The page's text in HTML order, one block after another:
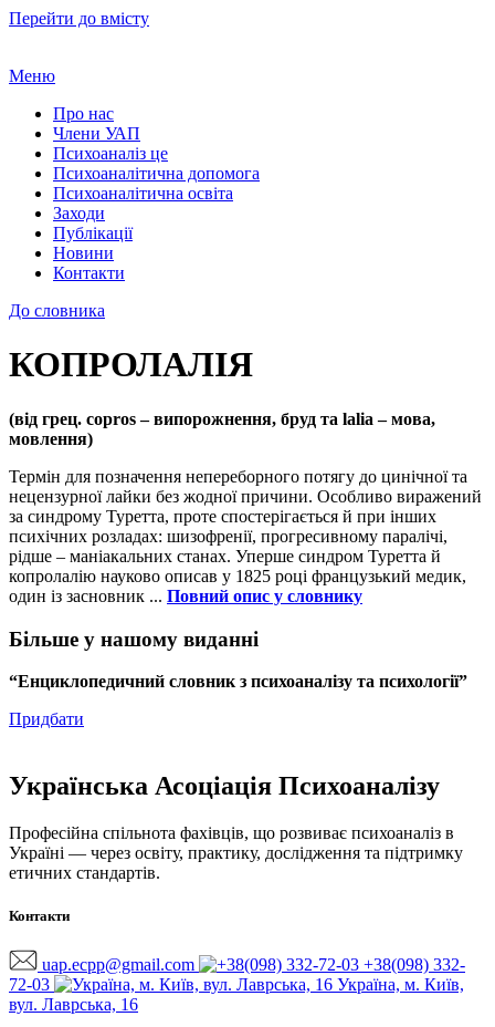
Перейти до вмісту
Меню
Про нас
Члени УАП
Психоаналіз це
Психоаналітична допомога
Психоаналітична освіта
Заходи
Публікації
Новини
Контакти
До словника
КОПРОЛАЛІЯ
(від грец. copros – випорожнення, бруд та lalia – мова,
мовлення)
Термін для позначення непереборного потягу до цинічної та
нецензурної лайки без жодної причини. Особливо виражений
за синдрому Туретта, проте спостерігається й при інших
психічних розладах: шизофренії, прогресивному паралічі,
рідше – маніакальних станах. Уперше синдром Туретта й
копролалію науково описав у 1825 році французький медик,
один із засновник ... Повний опис у словнику
Більше у нашому виданні
“Енциклопедичний словник з психоаналізу та психології”
Придбати
Українська Асоціація Психоаналізу
Професійна спільнота фахівців, що розвиває психоаналіз в
Україні — через освіту, практику, дослідження та підтримку
етичних стандартів.
Контакти
uap.ecpp@gmail.com
+38(098) 332-
72-03
Україна, м. Київ,
вул. Лаврська, 16